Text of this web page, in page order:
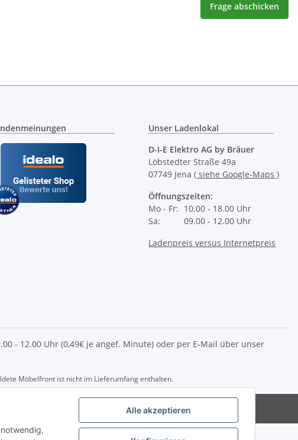
Alle akzeptieren
Frage abschicken
Unser Ladenlokal
D-I-E Elektro AG by Bräuer
Löbstedter Straße 49a
07749 Jena( siehe Google-Maps )
Öffnungszeiten:
Mo - Fr: 10.00 - 18.00 Uhr
Sa:
09.00 - 12.00 Uhr
Ladenpreis versus Internetpreis
- 12.00 Uhr (0,49€ je angef. Minute) oder per E-Mail über unser
Möbelfront ist nicht im Lieferumfang enthalten.